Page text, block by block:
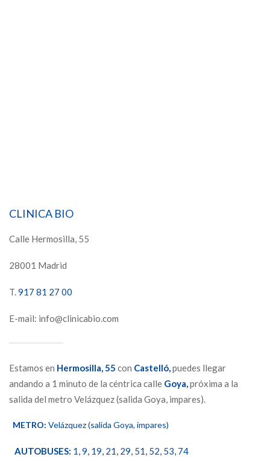
CLINICA BIO
Calle Hermosilla, 55
28001 Madrid
T.917 81 27 00
E-mail: info@clinicabio.com
Estamos en Hermosilla,55 con Castelló,puedes llegar
andando a 1 minuto de la céntrica calle Goya,próxima a la
salida del metro Velázquez (salida Goya, impares).
METRO: Velázquez (salida Goya, impares)
AUTOBUSES: 1, 9, 19, 21, 29, 51, 52, 53, 74